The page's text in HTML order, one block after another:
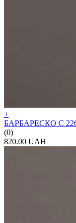
+
БАРБАРЕСКО С
(0)
820.00 UAH